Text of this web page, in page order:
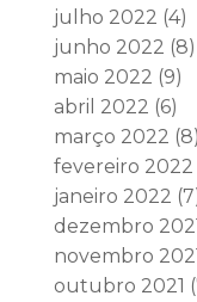
julho 2022 (4)
junho 2022 (8)
maio 2022 (9)
abril 2022 (6)
março 2022 (8)
fevereiro 2022
janeiro 2022
dezembro
novembro
outubro 2021